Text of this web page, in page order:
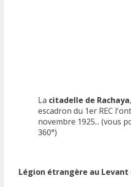
La citadelle de Rachaya
escadron du 1er REC
novembre 1925... (vous
360°)
Légion étrangère au Levant